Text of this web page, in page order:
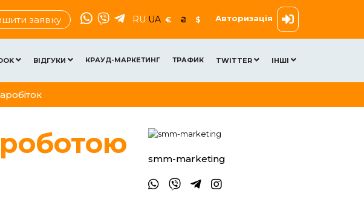
заявку RU UA € ₴ $ Авторизація
ВІДГУКИ КРАУД-МАРКЕТИНГ ТРАФИК TWITTER ІНШІ
smm-marketing